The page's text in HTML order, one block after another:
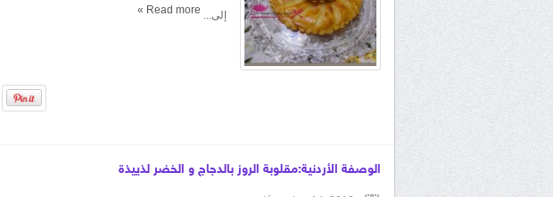
إلى... Read more
»
الوصفة الأردنية:مقلوبة الروز بالدجاج و الخضر لذييذة